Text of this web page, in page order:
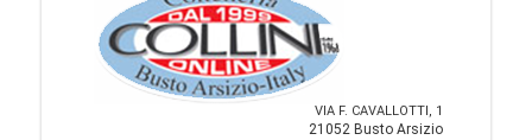
VIA F. CAVALLOTTI, 1
21052 Busto Arsizio